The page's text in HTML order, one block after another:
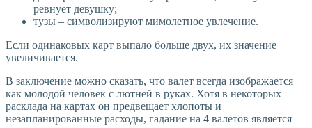
ревнует девушку;
тузы – символизируют мимолетное увлечение.
Если одинаковых карт выпало больше двух, их значение
увеличивается.
В заключение можно сказать, что валет всегда изображается
как молодой человек с лютней в руках. Хотя в некоторых
расклада на картах он предвещает хлопоты и
незапланированные расходы, гадание на 4 валетов является